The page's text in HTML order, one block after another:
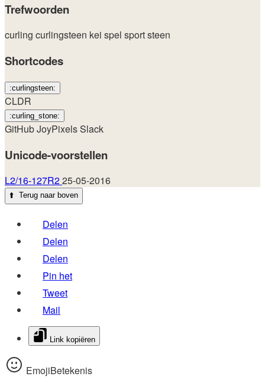
Trefwoorden
curling curlingsteen kei spel sportsteen
Shortcodes
:curlingsteen:
CLDR
:curling_stone:
GitHubJoyPixelsSlack
Unicode-voorstellen
L2/16-127R225-05-2016
⬆️ Terug naar boven
Delen
Delen
Delen
Pin het
Tweet
Mail
Link kopiëren
EmojiBetekenis